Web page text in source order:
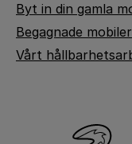
Byt in din gamla
Begagnade mobiler
Vårt